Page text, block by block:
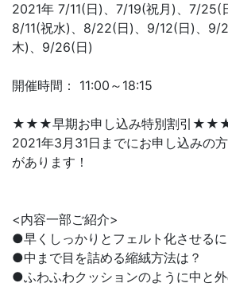
2021年 7/11(日)、7/19(祝月)、7/25(
8/11(祝水)、8/22(日)、9/12(日)、9/
木)、9/26(日)
開催時間： 11:00～18:15
★★★早期お申し込み特別割引
2021年3月31日までにお申し込みの
があります！
<内容一部ご紹介>
●早くしっかりとフェルト化させるに
●中まで目を詰める縮絨方法は？
●ふわふわクッションのように中と